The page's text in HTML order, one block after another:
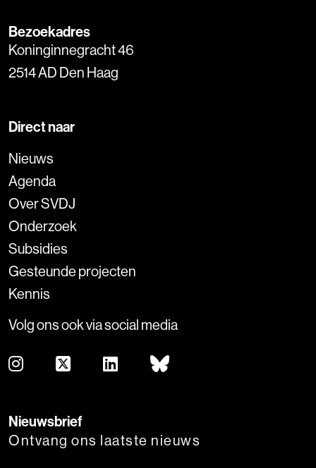
Bezoekadres
Koninginnegracht 46
2514 AD Den Haag
Direct naar
Nieuws
Agenda
Over SVDJ
Onderzoek
Subsidies
Gesteunde projecten
Kennis
Volg ons ook via social media
Nieuwsbrief
Ontvang ons laatste nieuws